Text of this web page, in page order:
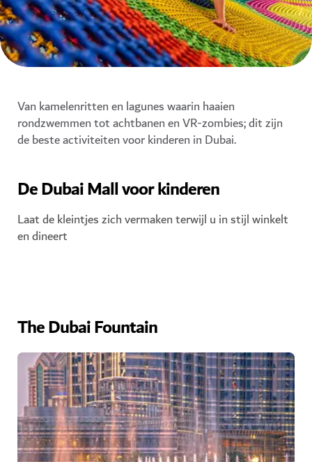
Van kamelenritten en lagunes waarin haaien
rondzwemmen tot achtbanen en VR-zombies; dit zijn
de beste activiteiten voor kinderen in Dubai.
De Dubai Mall voor kinderen
Laat de kleintjes zich vermaken terwijl u in stijl winkelt
en dineert
The Dubai Fountain